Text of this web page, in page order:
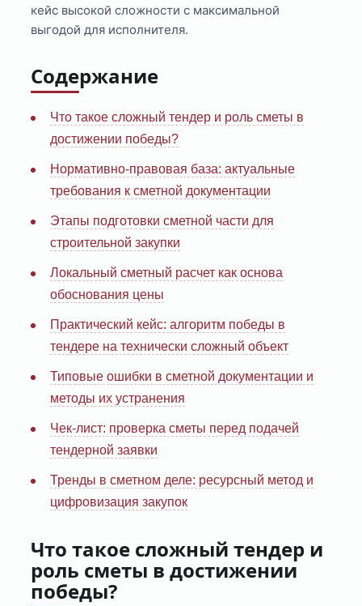
кейс высокой сложности с максимальной
выгодой для исполнителя.
Содержание
Что такое сложный тендер и роль сметы в
достижении победы?
Нормативно-правовая база: актуальные
требования к сметной документации
Этапы подготовки сметной части для
строительной закупки
Локальный сметный расчет как основа
обоснования цены
Практический кейс: алгоритм победы в
тендере на технически сложный объект
Типовые ошибки в сметной документации и
методы их устранения
Чек-лист: проверка сметы перед подачей
тендерной заявки
Тренды в сметном деле: ресурсный метод и
цифровизация закупок
Что такое сложный тендер и
роль сметы в достижении
победы?